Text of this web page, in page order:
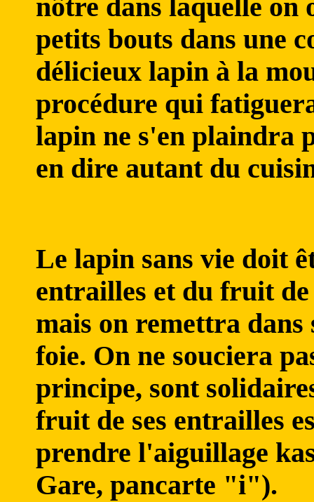
nôtre dans laquelle on
petits bouts dans une
délicieux lapin à la
procédure qui
lapin ne s'en plaindra
en dire autant du
Le lapin sans vie doit
entrailles et du fruit
mais on remettra
foie. On ne souciera
principe, sont
fruit de ses entrailles
prendre l'aiguillage
Gare, pancarte "i").